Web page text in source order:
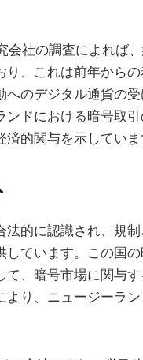
会社の調査によれば
、これは前年から
のデジタル通貨の
ドにおける暗号取
的関与を示していま
的に認識され、規
ています。この国
、暗号市場に関与
り、ニュージーラ